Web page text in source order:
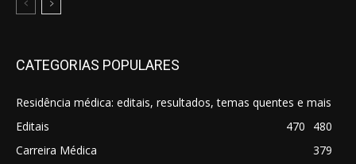
CATEGORIAS POPULARES
Residência médica: editais, resultados, temas quentes e mais
480
Editais
470
Carreira Médica
379